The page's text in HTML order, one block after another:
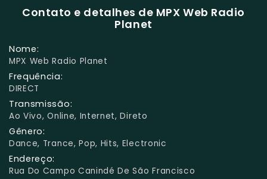
Contato e detalhes de MPX Web Radio
Planet
Nome:
MPX Web Radio Planet
Frequência:
DIRECT
Transmissão:
Ao Vivo, Online, Internet, Direto
Gênero:
Dance, Trance, Pop, Hits, Electronic
Endereço:
Rua Do Campo Canindé De São Francisco